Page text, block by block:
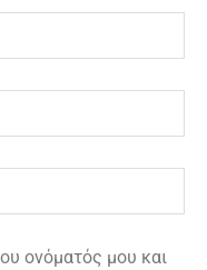
ονόματός μου και